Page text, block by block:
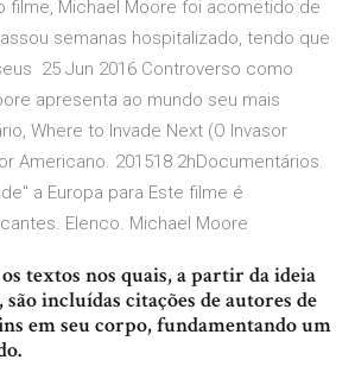
filme, Michael Moore foi acometido de
semanas hospitalizado, tendo que
25 Jun 2016 Controverso como
apresenta ao mundo seu mais
Where to Invade Next (O Invasor
Americano. 201518 2hDocumentários.
a Europa para Este filme é
Elenco. Michael Moore
os textos nos quais, a partir da ideia
incluídas citações de autores de
em seu corpo, fundamentando um